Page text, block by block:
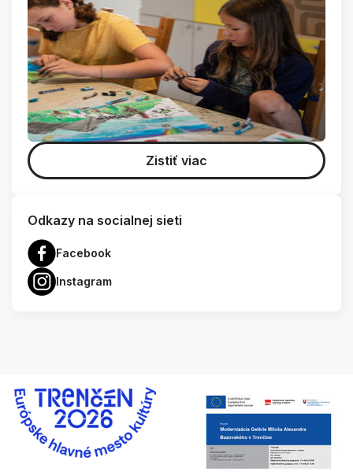
Zistiť viac
Odkazy na socialnej sieti
Facebook
Instagram